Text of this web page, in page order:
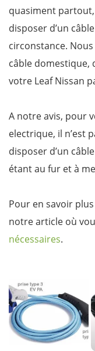
quasiment
disposer d’un
circonstance. Nous
câble domestique,
votre Leaf Nissan
A notre avis, pour
electrique, il n’est
disposer d’un
étant au fur et à
Pour en savoir
notre article où
nécessaires.